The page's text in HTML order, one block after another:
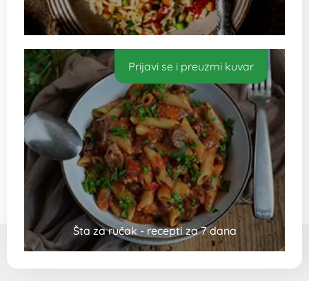
Prijavi se i preuzmi kuvar
Šta za ručak - recepti za 7 dana